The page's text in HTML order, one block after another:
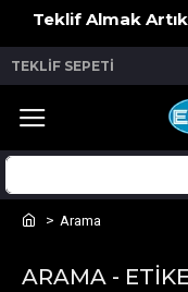
Teklif Almak
TEKLİF SEPETİ
Arama
ARAMA -